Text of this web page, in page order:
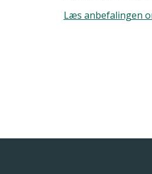
Læs anbefalingen